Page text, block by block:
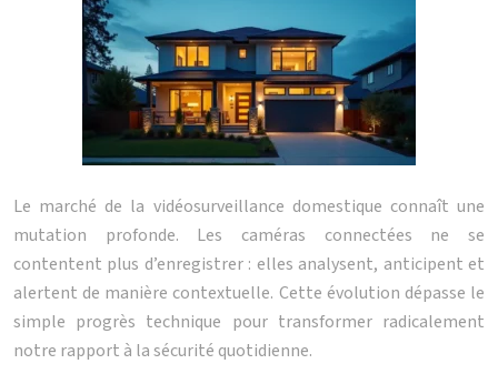
Le marché de la vidéosurveillance domestique connaît une
mutation profonde. Les caméras connectées ne se
contentent plus d’enregistrer : elles analysent, anticipent et
alertent de manière contextuelle. Cette évolution dépasse le
simple progrès technique pour transformer radicalement
notre rapport à la sécurité quotidienne.